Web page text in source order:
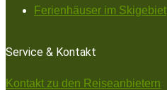
Ferienhäuser im Skigebiet
Service & Kontakt
Kontakt zu den Reiseanbietern